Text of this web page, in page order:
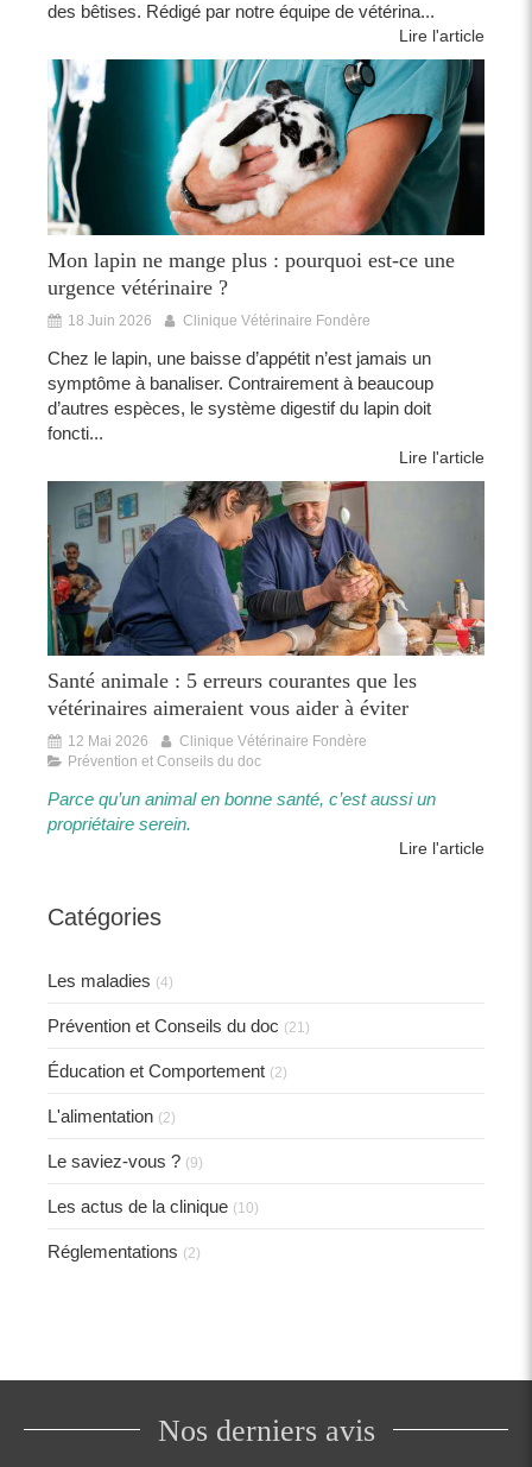
des bêtises. Rédigé par notre équipe de vétérina...
Lire l'article
Mon lapin ne mange plus : pourquoi est-ce une
urgence vétérinaire ?
18 Juin 2026 Clinique Vétérinaire Fondère
Chez le lapin, une baisse d’appétit n’est jamais un
symptôme à banaliser. Contrairement à beaucoup
d’autres espèces, le système digestif du lapin doit
foncti...
Lire l'article
Santé animale : 5 erreurs courantes que les
vétérinaires aimeraient vous aider à éviter
12 Mai 2026
Clinique Vétérinaire Fondère
Prévention et Conseils du doc
Parce qu’un animal en bonne santé, c’est aussi un
propriétaire serein.​​
Lire l'article
Catégories
Les maladies (4)
Prévention et Conseils du doc (21)
Éducation et Comportement (2)
L'alimentation (2)
Le saviez-vous ? (9)
Les actus de la clinique (10)
Réglementations (2)
Nos derniers avis